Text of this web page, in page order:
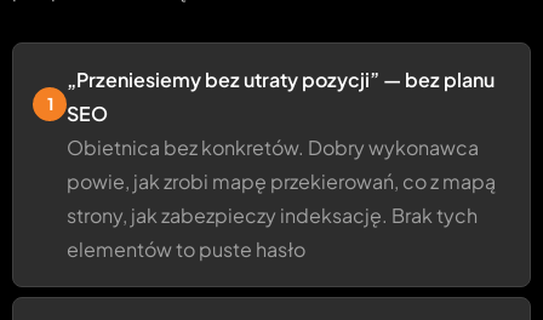
1
„Przeniesiemy bez utraty pozycji” — bez planu
SEO
Obietnica bez konkretów. Dobry wykonawca
powie, jak zrobi mapę przekierowań, co z mapą
strony, jak zabezpieczy indeksację. Brak tych
elementów to puste hasło